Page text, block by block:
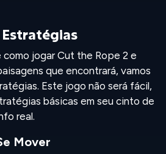
Estratégias
jogar Cut the Rope 2 e
que encontrará, vamos
Este jogo não será fácil,
básicas em seu cinto de
real.
Mover